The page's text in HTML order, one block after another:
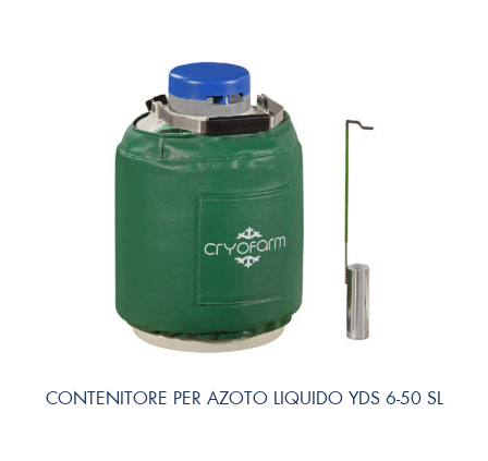
CONTENITORE PER AZOTO LIQUIDO YDS 6-50 SL